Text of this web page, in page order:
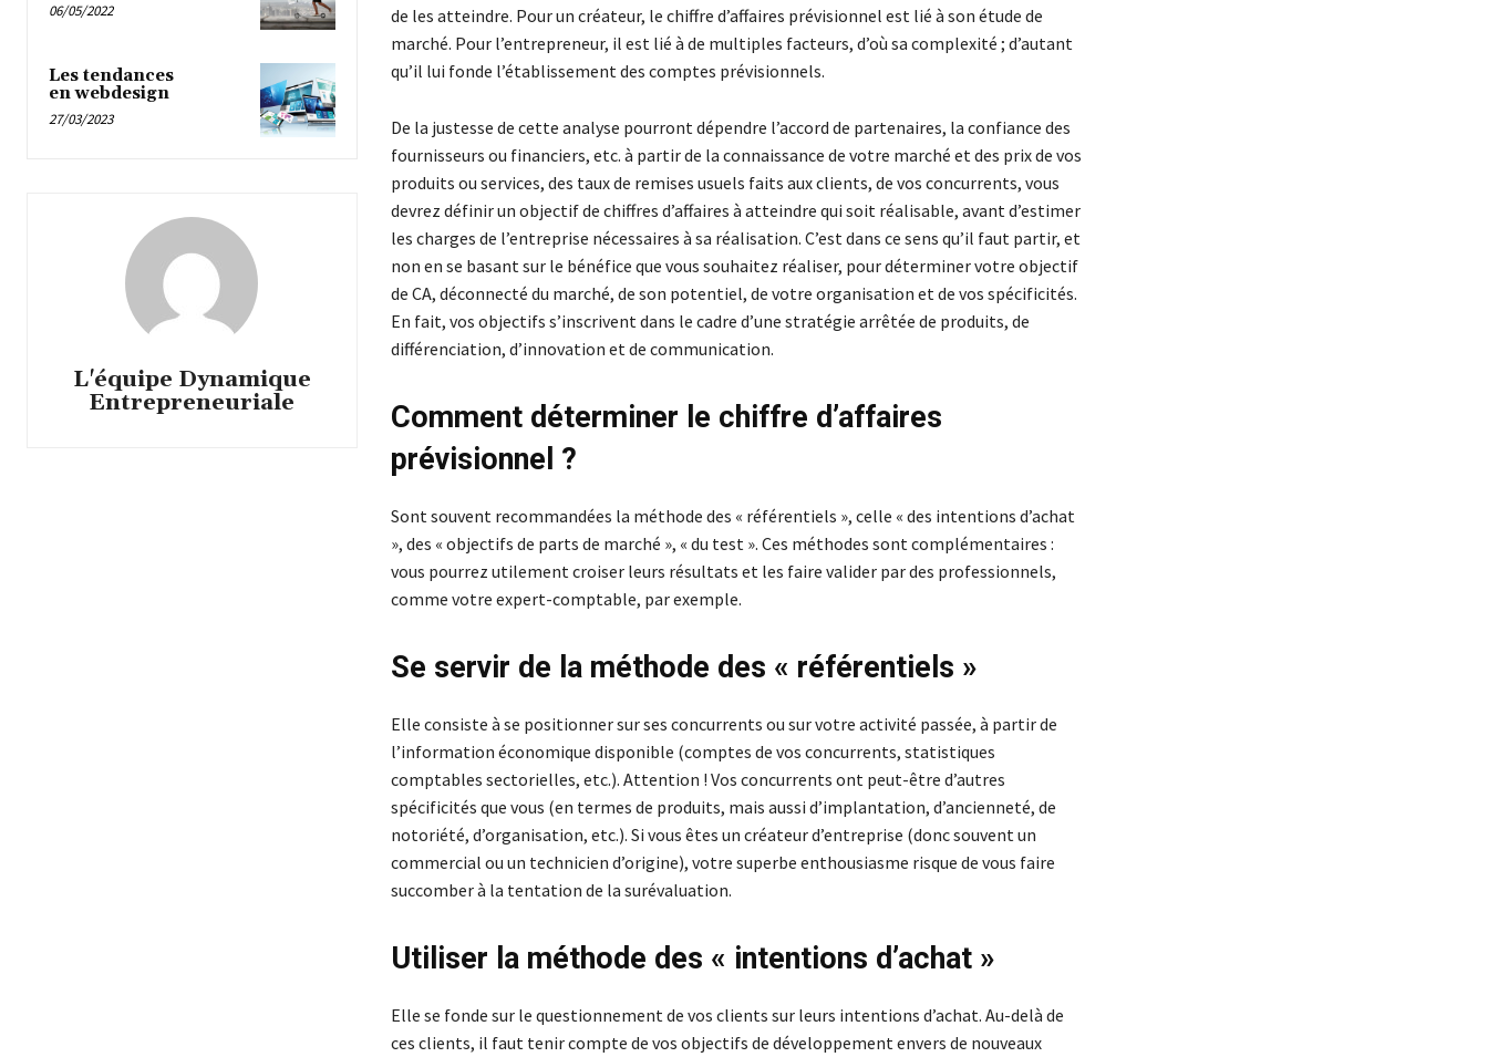
06/05/2022
Les tendances
en webdesign
27/03/2023
L'équipe Dynamique
Entrepreneuriale
de les atteindre. Pour un créateur, le chiffre d’affaires prévisionnel est lié à son étude de
marché. Pour l’entrepreneur, il est lié à de multiples facteurs, d’où sa complexité ; d’autant
qu’il lui fonde l’établissement des comptes prévisionnels.
De la justesse de cette analyse pourront dépendre l’accord de partenaires, la confiance des
fournisseurs ou financiers, etc. à partir de la connaissance de votre marché et des prix de vos
produits ou services, des taux de remises usuels faits aux clients, de vos concurrents, vous
devrez définir un objectif de chiffres d’affaires à atteindre qui soit réalisable, avant d’estimer
les charges de l’entreprise nécessaires à sa réalisation. C’est dans ce sens qu’il faut partir, et
non en se basant sur le bénéfice que vous souhaitez réaliser, pour déterminer votre objectif
de CA, déconnecté du marché, de son potentiel, de votre organisation et de vos spécificités.
En fait, vos objectifs s’inscrivent dans le cadre d’une stratégie arrêtée de produits, de
différenciation, d’innovation et de communication.
Comment déterminer le chiffre d’affaires
prévisionnel ?
Sont souvent recommandées la méthode des « référentiels », celle « des intentions d’achat
», des « objectifs de parts de marché », « du test ». Ces méthodes sont complémentaires :
vous pourrez utilement croiser leurs résultats et les faire valider par des professionnels,
comme votre expert-comptable, par exemple.
Se servir de la méthode des « référentiels »
Elle consiste à se positionner sur ses concurrents ou sur votre activité passée, à partir de
l’information économique disponible (comptes de vos concurrents, statistiques
comptables sectorielles, etc.). Attention ! Vos concurrents ont peut-être d’autres
spécificités que vous (en termes de produits, mais aussi d’implantation, d’ancienneté, de
notoriété, d’organisation, etc.). Si vous êtes un créateur d’entreprise (donc souvent un
commercial ou un technicien d’origine), votre superbe enthousiasme risque de vous faire
succomber à la tentation de la surévaluation.
Utiliser la méthode des « intentions d’achat »
Elle se fonde sur le questionnement de vos clients sur leurs intentions d’achat. Au-delà de
ces clients, il faut tenir compte de vos objectifs de développement envers de nouveaux